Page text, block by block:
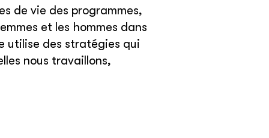
de vie des programmes,
et les hommes dans
utilise des stratégies qui
nous travaillons,